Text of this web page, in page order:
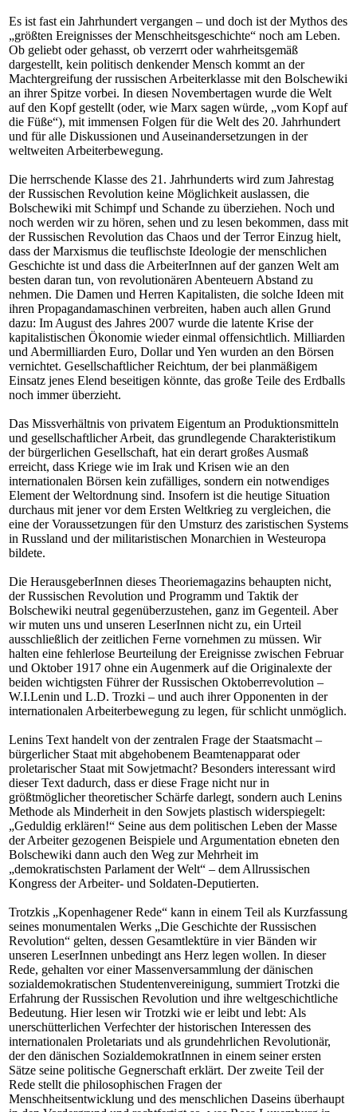
Es ist fast ein Jahrhundert vergangen – und doch ist der Mythos des
„größten Ereignisses der Menschheitsgeschichte“ noch am Leben.
Ob geliebt oder gehasst, ob verzerrt oder wahrheitsgemäß
dargestellt, kein politisch denkender Mensch kommt an der
Machtergreifung der russischen Arbeiterklasse mit den Bolschewiki
an ihrer Spitze vorbei. In diesen Novembertagen wurde die Welt
auf den Kopf gestellt (oder, wie Marx sagen würde, „vom Kopf auf
die Füße“), mit immensen Folgen für die Welt des 20. Jahrhundert
und für alle Diskussionen und Auseinandersetzungen in der
weltweiten Arbeiterbewegung.
Die herrschende Klasse des 21. Jahrhunderts wird zum Jahrestag
der Russischen Revolution keine Möglichkeit auslassen, die
Bolschewiki mit Schimpf und Schande zu überziehen. Noch und
noch werden wir zu hören, sehen und zu lesen bekommen, dass mit
der Russischen Revolution das Chaos und der Terror Einzug hielt,
dass der Marxismus die teuflischste Ideologie der menschlichen
Geschichte ist und dass die ArbeiterInnen auf der ganzen Welt am
besten daran tun, von revolutionären Abenteuern Abstand zu
nehmen. Die Damen und Herren Kapitalisten, die solche Ideen mit
ihren Propagandamaschinen verbreiten, haben auch allen Grund
dazu: Im August des Jahres 2007 wurde die latente Krise der
kapitalistischen Ökonomie wieder einmal offensichtlich. Milliarden
und Abermilliarden Euro, Dollar und Yen wurden an den Börsen
vernichtet. Gesellschaftlicher Reichtum, der bei planmäßigem
Einsatz jenes Elend beseitigen könnte, das große Teile des Erdballs
noch immer überzieht.
Das Missverhältnis von privatem Eigentum an Produktionsmitteln
und gesellschaftlicher Arbeit, das grundlegende Charakteristikum
der bürgerlichen Gesellschaft, hat ein derart großes Ausmaß
erreicht, dass Kriege wie im Irak und Krisen wie an den
internationalen Börsen kein zufälliges, sondern ein notwendiges
Element der Weltordnung sind. Insofern ist die heutige Situation
durchaus mit jener vor dem Ersten Weltkrieg zu vergleichen, die
eine der Voraussetzungen für den Umsturz des zaristischen Systems
in Russland und der militaristischen Monarchien in Westeuropa
bildete.
Die HerausgeberInnen dieses Theoriemagazins behaupten nicht,
der Russischen Revolution und Programm und Taktik der
Bolschewiki neutral gegenüberzustehen, ganz im Gegenteil. Aber
wir muten uns und unseren LeserInnen nicht zu, ein Urteil
ausschließlich der zeitlichen Ferne vornehmen zu müssen. Wir
halten eine fehlerlose Beurteilung der Ereignisse zwischen Februar
und Oktober 1917 ohne ein Augenmerk auf die Originalexte der
beiden wichtigsten Führer der Russischen Oktoberrevolution –
W.I.Lenin und L.D. Trozki – und auch ihrer Opponenten in der
internationalen Arbeiterbewegung zu legen, für schlicht unmöglich.
Lenins Text handelt von der zentralen Frage der Staatsmacht –
bürgerlicher Staat mit abgehobenem Beamtenapparat oder
proletarischer Staat mit Sowjetmacht? Besonders interessant wird
dieser Text dadurch, dass er diese Frage nicht nur in
größtmöglicher theoretischer Schärfe darlegt, sondern auch Lenins
Methode als Minderheit in den Sowjets plastisch widerspiegelt:
„Geduldig erklären!“ Seine aus dem politischen Leben der Masse
der Arbeiter gezogenen Beispiele und Argumentation ebneten den
Bolschewiki dann auch den Weg zur Mehrheit im
„demokratischsten Parlament der Welt“ – dem Allrussischen
Kongress der Arbeiter- und Soldaten-Deputierten.
Trotzkis „Kopenhagener Rede“ kann in einem Teil als Kurzfassung
seines monumentalen Werks „Die Geschichte der Russischen
Revolution“ gelten, dessen Gesamtlektüre in vier Bänden wir
unseren LeserInnen unbedingt ans Herz legen wollen. In dieser
Rede, gehalten vor einer Massenversammlung der dänischen
sozialdemokratischen Studentenvereinigung, summiert Trotzki die
Erfahrung der Russischen Revolution und ihre weltgeschichtliche
Bedeutung. Hier lesen wir Trotzki wie er leibt und lebt: Als
unerschütterlichen Verfechter der historischen Interessen des
internationalen Proletariats und als grundehrlichen Revolutionär,
der den dänischen SozialdemokratInnen in einem seiner ersten
Sätze seine politische Gegnerschaft erklärt. Der zweite Teil der
Rede stellt die philosophischen Fragen der
Menschheitsentwicklung und des menschlichen Daseins überhaupt